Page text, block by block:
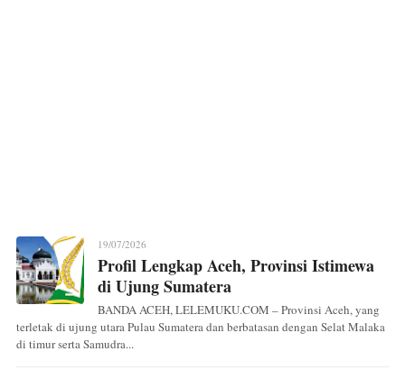
19/07/2026
Profil Lengkap Aceh, Provinsi Istimewa
di Ujung Sumatera
BANDA ACEH, LELEMUKU.COM – Provinsi Aceh, yang
terletak di ujung utara Pulau Sumatera dan berbatasan dengan Selat Malaka
di timur serta Samudra...